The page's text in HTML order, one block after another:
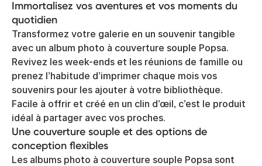
Immortalisez vos aventures et vos moments du
quotidien
Transformez votre galerie en un souvenir tangible
avec un album photo à couverture souple Popsa.
Revivez les week-ends et les réunions de famille ou
prenez l’habitude d’imprimer chaque mois vos
souvenirs pour les ajouter à votre bibliothèque.
Facile à offrir et créé en un clin d’œil, c’est le produit
idéal à partager avec vos proches.
Une couverture souple et des options de
conception flexibles
Les albums photo à couverture souple Popsa sont